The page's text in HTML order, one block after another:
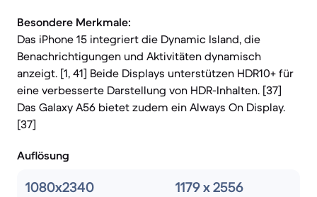
Besondere Merkmale:
Das iPhone 15 integriert die Dynamic Island, die
Benachrichtigungen und Aktivitäten dynamisch
anzeigt. [1, 41] Beide Displays unterstützen HDR10+ für
eine verbesserte Darstellung von HDR-Inhalten. [37]
Das Galaxy A56 bietet zudem ein Always On Display.
[37]
Auflösung
1080x2340 1179 x 2556